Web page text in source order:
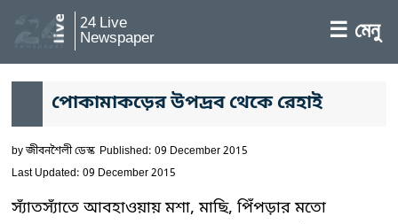
24 Live
Newspaper ☰ মেনু
পোকামাকড়ের উপদ্রব থেকে রেহাই
byজীবনশৈলী ডেস্ক Published: 09 December 2015
Last Updated: 09 December 2015
স্যাঁতস্যাঁতে আবহাওয়ায় মশা, মাছি, পিঁপড়ার মতো